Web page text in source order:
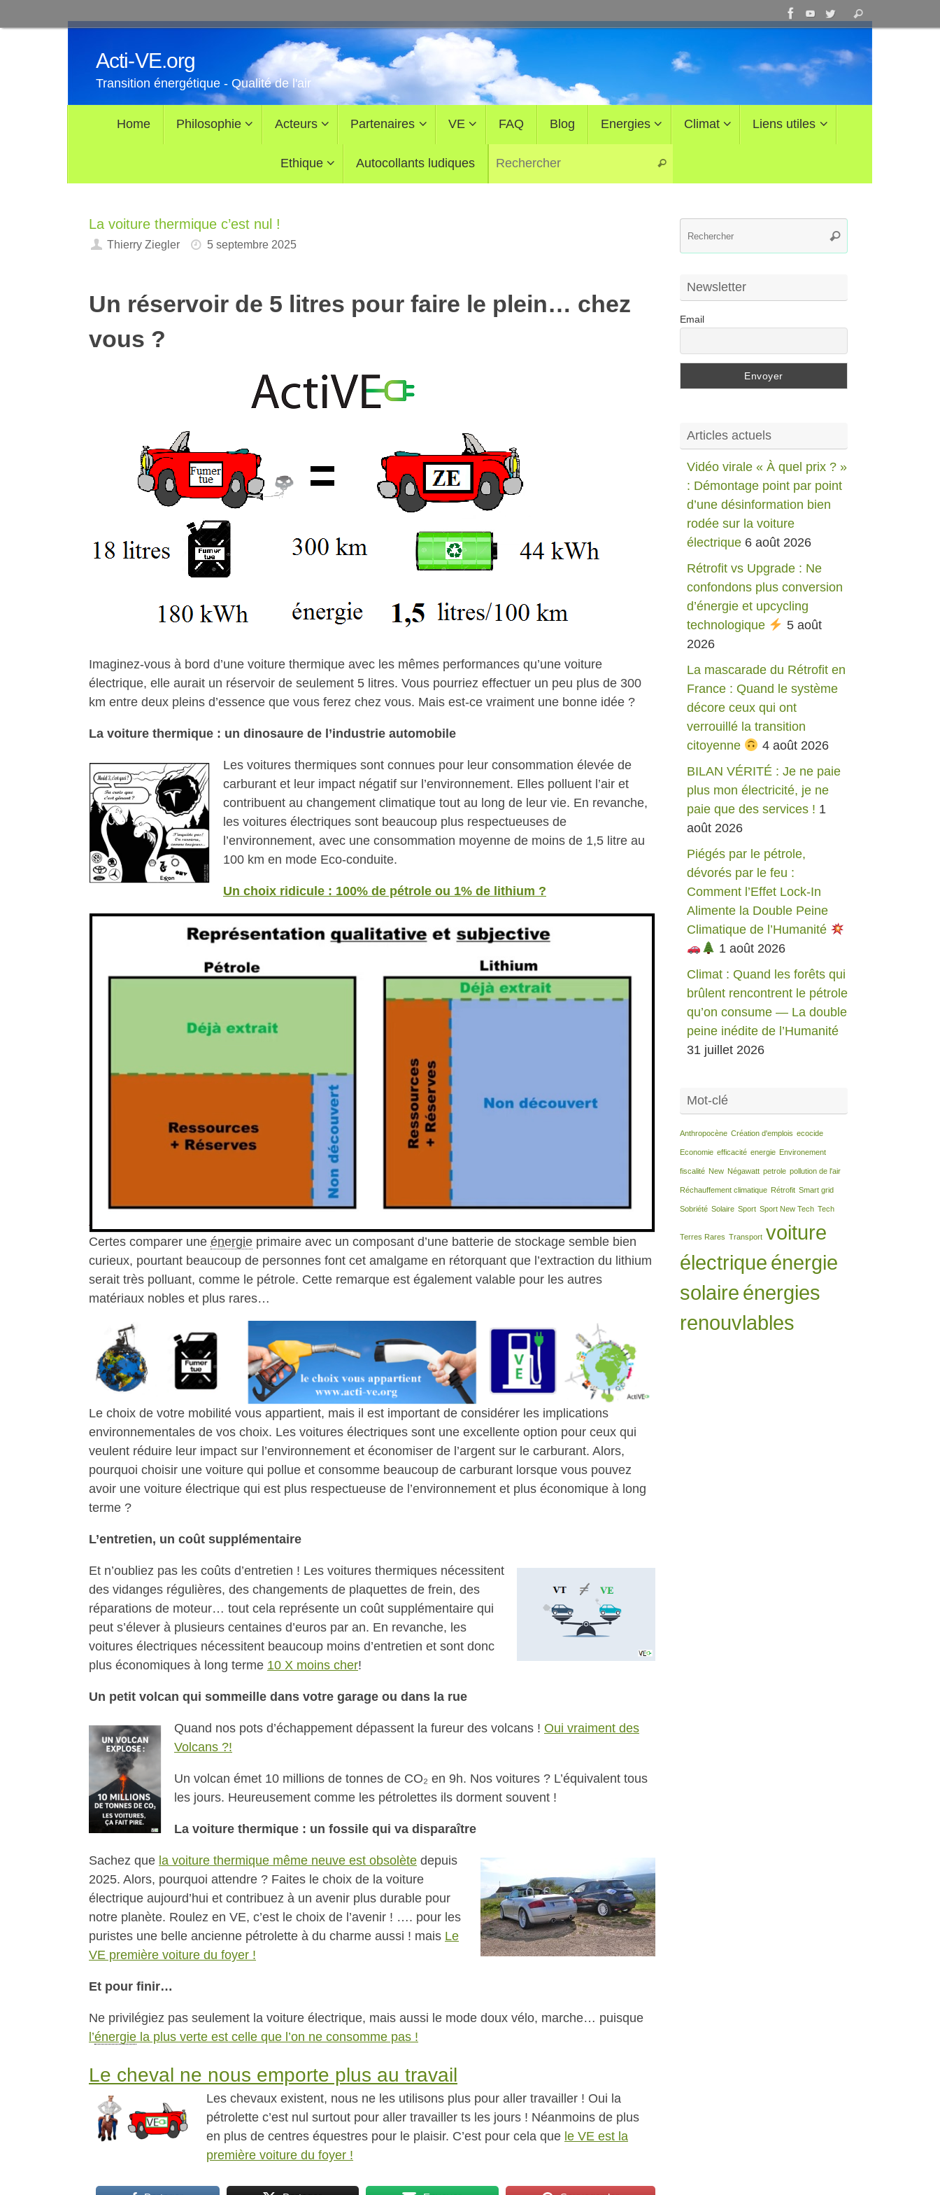
Passer
pour
:
Rechercher
Acti-VE.org
Transition énergétique - Qualité de l'air
Home Philosophie Acteurs Partenaires VE FAQ Blog Energies Climat Liens utiles
Ethique Autocollants ludiques Rechercher
La voiture thermique c’est nul !
Thierry Ziegler 5 septembre 2025
Un réservoir de 5 litres pour faire le plein… chez
vous ?
Imaginez-vous à bord d’une voiture thermique avec les mêmes performances qu’une voiture
électrique, elle aurait un réservoir de seulement 5 litres. Vous pourriez effectuer un peu plus de 300
km entre deux pleins d’essence que vous ferez chez vous. Mais est-ce vraiment une bonne idée ?
La voiture thermique : un dinosaure de l’industrie automobile
Les voitures thermiques sont connues pour leur consommation élevée de
carburant et leur impact négatif sur l’environnement. Elles polluent l’air et
contribuent au changement climatique tout au long de leur vie. En revanche,
les voitures électriques sont beaucoup plus respectueuses de
l’environnement, avec une consommation moyenne de moins de 1,5 litre au
100 km en mode Eco-conduite.
Un choix ridicule : 100% de pétrole ou 1% de lithium ?
Certes comparer une énergie primaire avec un composant d’une batterie de stockage semble bien
curieux, pourtant beaucoup de personnes font cet amalgame en rétorquant que l’extraction du lithium
serait très polluant, comme le pétrole. Cette remarque est également valable pour les autres
matériaux nobles et plus rares…
Le choix de votre mobilité vous appartient, mais il est important de considérer les implications
environnementales de vos choix. Les voitures électriques sont une excellente option pour ceux qui
veulent réduire leur impact sur l’environnement et économiser de l’argent sur le carburant. Alors,
pourquoi choisir une voiture qui pollue et consomme beaucoup de carburant lorsque vous pouvez
avoir une voiture électrique qui est plus respectueuse de l’environnement et plus économique à long
terme ?
L’entretien, un coût supplémentaire
Et n’oubliez pas les coûts d’entretien ! Les voitures thermiques nécessitent
des vidanges régulières, des changements de plaquettes de frein, des
réparations de moteur… tout cela représente un coût supplémentaire qui
peut s’élever à plusieurs centaines d’euros par an. En revanche, les
voitures électriques nécessitent beaucoup moins d’entretien et sont donc
plus économiques à long terme 10 X moins cher!
Un petit volcan qui sommeille dans votre garage ou dans la rue
Quand nos pots d’échappement dépassent la fureur des volcans ! Oui vraiment des
Volcans ?!
Un volcan émet 10 millions de tonnes de CO₂ en 9h. Nos voitures ? L’équivalent tous
les jours. Heureusement comme les pétrolettes ils dorment souvent !
La voiture thermique : un fossile qui va disparaître
Sachez que la voiture thermique même neuve est obsolète depuis
2025. Alors, pourquoi attendre ? Faites le choix de la voiture
électrique aujourd’hui et contribuez à un avenir plus durable pour
notre planète. Roulez en VE, c’est le choix de l’avenir ! …. pour les
puristes une belle ancienne pétrolette à du charme aussi ! mais Le
VE première voiture du foyer !
Et pour finir…
Ne privilégiez pas seulement la voiture électrique, mais aussi le mode doux vélo, marche… puisque
l’énergie la plus verte est celle que l’on ne consomme pas !
Le cheval ne nous emporte plus au travail
Les chevaux existent, nous ne les utilisons plus pour aller travailler ! Oui la
pétrolette c’est nul surtout pour aller travailler ts les jours ! Néanmoins de plus
en plus de centres équestres pour le plaisir. C’est pour cela que le VE est la
première voiture du foyer !
Rechercher
Newsletter
Email
Articles actuels
Vidéo virale « À quel prix ? »
: Démontage point par point
d’une désinformation bien
rodée sur la voiture
électrique 6 août 2026
Rétrofit vs Upgrade : Ne
confondons plus conversion
d’énergie et upcycling
technologique
5 août
2026
La mascarade du Rétrofit en
France : Quand le système
décore ceux qui ont
verrouillé la transition
citoyenne
4 août 2026
BILAN VÉRITÉ : Je ne paie
plus mon électricité, je ne
paie que des services ! 1
août 2026
Piégés par le pétrole,
dévorés par le feu :
Comment l’Effet Lock-In
Alimente la Double Peine
Climatique de l’Humanité
1 août 2026
Climat : Quand les forêts qui
brûlent rencontrent le pétrole
qu’on consume — La double
peine inédite de l’Humanité
31 juillet 2026
Mot-clé
Anthropocène Création d'emplois ecocide
Economie efficacité energie Environement
fiscalité New Négawatt petrole pollution de l'air
Réchauffement climatique Rétrofit Smart grid
Sobriété Solaire Sport Sport New Tech Tech
Terres Rares Transport voiture
électrique énergie
solaire énergies
renouvlables